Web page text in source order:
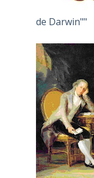
de Darwin""